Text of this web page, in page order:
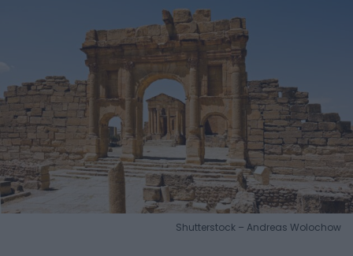
Shutterstock – Andreas Wolochow